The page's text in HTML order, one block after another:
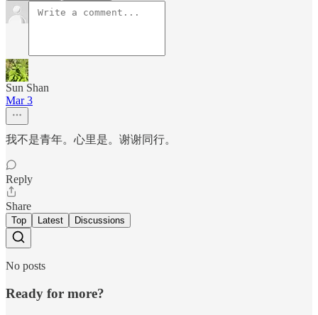
Sun Shan
Mar 3
我不是青年。心里是。谢谢同行。
Reply
Share
Top Latest Discussions
No posts
Ready for more?